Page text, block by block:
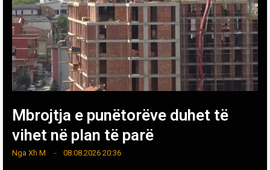
Mbrojtja e punëtorëve duhet të
vihet në plan të parë
Nga Xh M 08.08.2026 20:36